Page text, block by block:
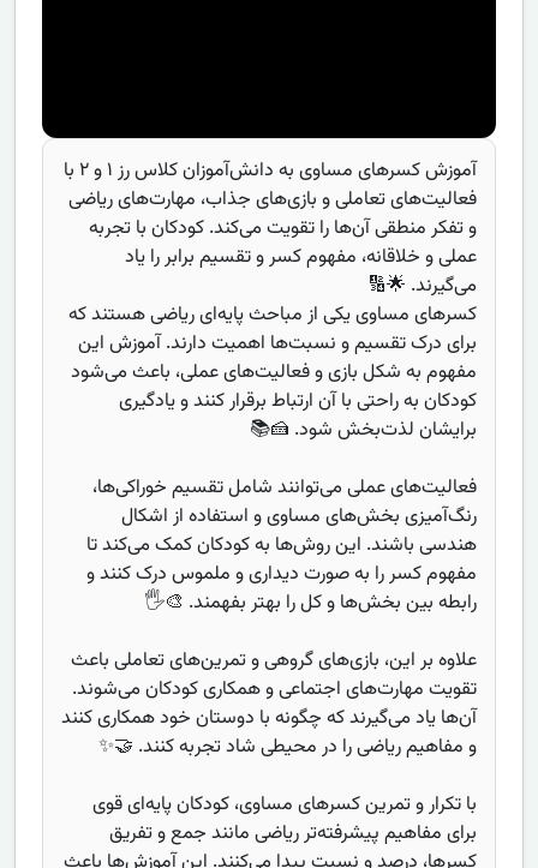
آموزش کسرهای مساوی به دانش‌آموزان کلاس رز ۱ و ۲ با
فعالیت‌های تعاملی و بازی‌های جذاب، مهارت‌های ریاضی
و تفکر منطقی آن‌ها را تقویت می‌کند. کودکان با تجربه
عملی و خلاقانه، مفهوم کسر و تقسیم برابر را یاد
می‌گیرند. 🌟🔢
کسرهای مساوی یکی از مباحث پایه‌ای ریاضی هستند که
برای درک تقسیم و نسبت‌ها اهمیت دارند. آموزش این
مفهوم به شکل بازی و فعالیت‌های عملی، باعث می‌شود
کودکان به راحتی با آن ارتباط برقرار کنند و یادگیری
برایشان لذت‌بخش شود. 🍰📚
فعالیت‌های عملی می‌توانند شامل تقسیم خوراکی‌ها،
رنگ‌آمیزی بخش‌های مساوی و استفاده از اشکال
هندسی باشند. این روش‌ها به کودکان کمک می‌کند تا
مفهوم کسر را به صورت دیداری و ملموس درک کنند و
رابطه بین بخش‌ها و کل را بهتر بفهمند. 🎨🖐️
علاوه بر این، بازی‌های گروهی و تمرین‌های تعاملی باعث
تقویت مهارت‌های اجتماعی و همکاری کودکان می‌شوند.
آن‌ها یاد می‌گیرند که چگونه با دوستان خود همکاری کنند
و مفاهیم ریاضی را در محیطی شاد تجربه کنند. 🤝✨
با تکرار و تمرین کسرهای مساوی، کودکان پایه‌ای قوی
برای مفاهیم پیشرفته‌تر ریاضی مانند جمع و تفریق